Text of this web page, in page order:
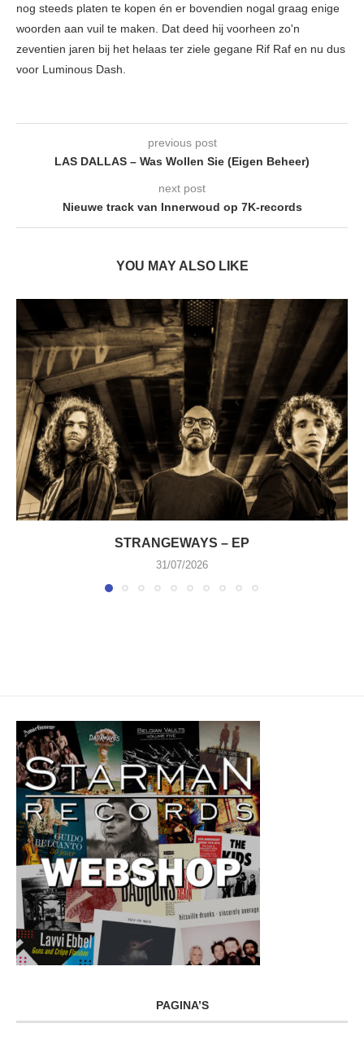
nog steeds platen te kopen én er bovendien nogal graag enige
woorden aan vuil te maken. Dat deed hij voorheen zo'n
zeventien jaren bij het helaas ter ziele gegane Rif Raf en nu dus
voor Luminous Dash.
previous post
LAS DALLAS – Was Wollen Sie (Eigen Beheer)
next post
Nieuwe track van Innerwoud op 7K-records
YOU MAY ALSO LIKE
STRANGEWAYS – EP
31/07/2026
PAGINA’S